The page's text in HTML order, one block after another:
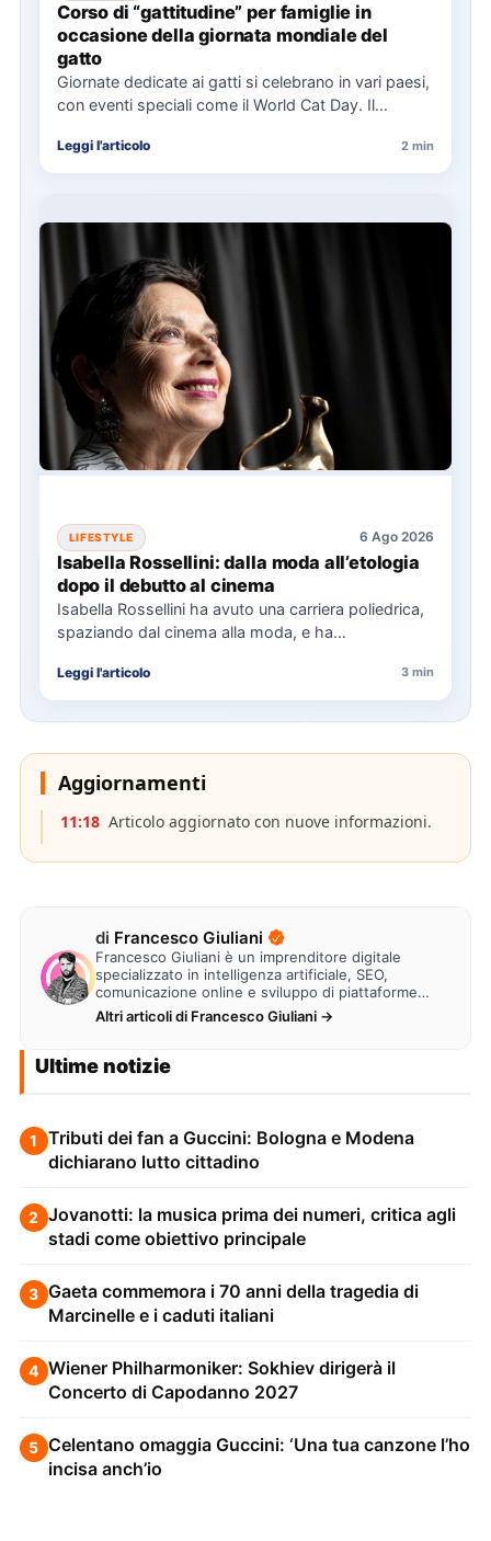
Corso di “gattitudine” per famiglie in
occasione della giornata mondiale del
gatto
Giornate dedicate ai gatti si celebrano in vari paesi,
con eventi speciali come il World Cat Day. Il…
Leggi l'articolo 2 min
LIFESTYLE 6 Ago 2026
Isabella Rossellini: dalla moda all’etologia
dopo il debutto al cinema
Isabella Rossellini ha avuto una carriera poliedrica,
spaziando dal cinema alla moda, e ha
Leggi l'articolo 3 min
Aggiornamenti
11:18 Articolo aggiornato con nuove informazioni.
di Francesco Giuliani
Francesco Giuliani è un imprenditore digitale
specializzato in intelligenza artificiale, SEO,
comunicazione online e sviluppo di piattaforme
web. Lavora alla creazione di…
Altri articoli di Francesco Giuliani →
Ultime notizie
1
Tributi dei fan a Guccini: Bologna e Modena
dichiarano lutto cittadino
2 Jovanotti: la musica prima dei numeri, critica agli
stadi come obiettivo principale
3 Gaeta commemora i 70 anni della tragedia di
Marcinelle e i caduti italiani
4 Wiener Philharmoniker: Sokhiev dirigerà il
Concerto di Capodanno 2027
5 Celentano omaggia Guccini: ‘Una tua canzone l’ho
incisa anch’io